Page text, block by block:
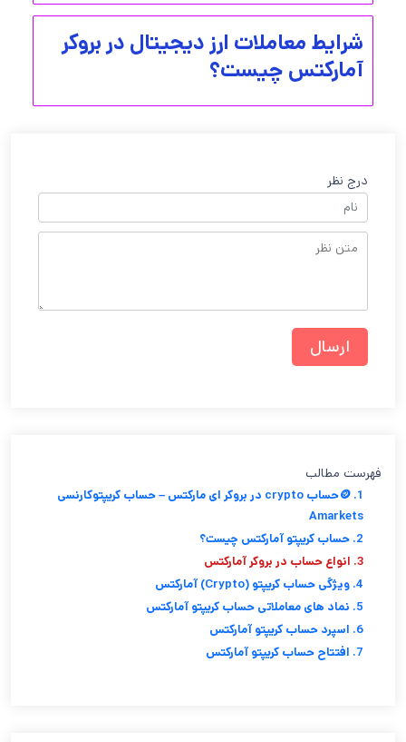
شرایط معاملات ارز دیجیتال در بروکر
آمارکتس چیست؟
درج نظر
فهرست مطالب
1. 🪙حساب crypto در بروکر ای مارکتس – حساب کریپتوکارنسی
Amarkets
2. حساب کریپتو آمارکتس چیست؟
3. انواع حساب در بروکر آمارکتس
4. ویژگی حساب کریپتو (Crypto) آمارکتس
5. نماد های معاملاتی حساب کریپتو آمارکتس
6. اسپرد حساب کریپتو آمارکتس
7. افتتاح حساب کریپتو آمارکتس